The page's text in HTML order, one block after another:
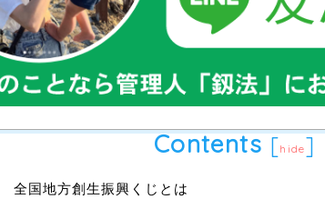
Contents [hide]
全国地方創生振興くじとは